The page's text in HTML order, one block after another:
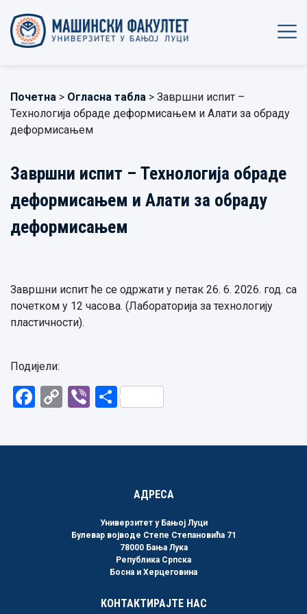
Почетна > Огласна табла > Завршни испит –
Технологија обраде деформисањем и Алати за обраду
деформисањем
Завршни испит – Технологија обраде
деформисањем и Алати за обраду
деформисањем
Завршни испит ће се одржати у петак 26. 6. 2026. год. са
почетком у 12 часова. (Лабораторија за технологију
пластичности).
Подијели:
Facebook
CopyViberShare
АДРЕСА
Универзитет у Бањој Луци
Булевар војводе Степе Степановића 71
78000 Бања Лука
Република Српска
Босна и Херцеговина
КОНТАКТИРАЈТЕ НАС